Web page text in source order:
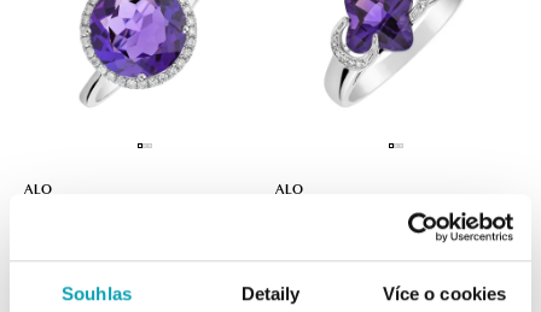
Souhlas Detaily Více o cookies
ALO
od 38 526 Kč
ALO
Prsten s ametystem a diamanty
od 29 064 Kč